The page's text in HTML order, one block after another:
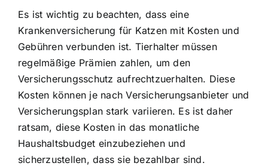
Es ist wichtig zu beachten, dass eine
Krankenversicherung für Katzen mit Kosten und
Gebühren verbunden ist. Tierhalter müssen
regelmäßige Prämien zahlen, um den
Versicherungsschutz aufrechtzuerhalten. Diese
Kosten können je nach Versicherungsanbieter und
Versicherungsplan stark variieren. Es ist daher
ratsam, diese Kosten in das monatliche
Haushaltsbudget einzubeziehen und
sicherzustellen, dass sie bezahlbar sind.